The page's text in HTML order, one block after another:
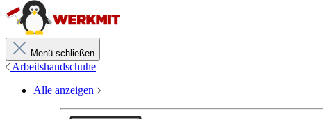
Menü schließen
Arbeitshandschuhe
Alle anzeigen